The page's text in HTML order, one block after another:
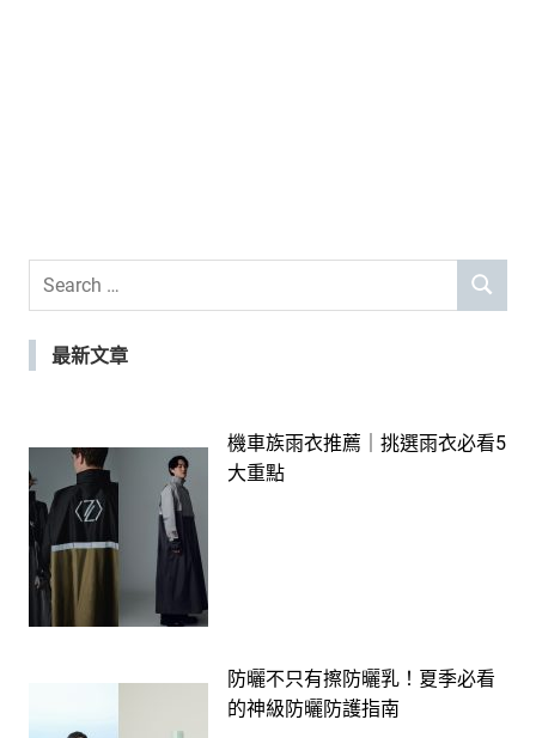
Search
SEARCH
最新文章
機車族雨衣推薦｜挑選雨衣必看5
大重點
防曬不只有擦防曬乳！夏季必看
的神級防曬防護指南